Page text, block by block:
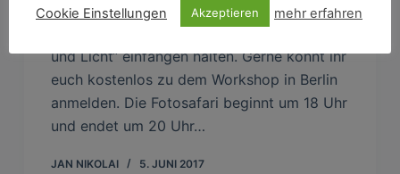
Am 13. Juni werde ich einen Vortrag zum
und Licht“ einfangen halten. Gerne könnt ihr
euch kostenlos zu dem Workshop in Berlin
anmelden. Die Fotosafari beginnt um 18 Uhr
und endet um 20 Uhr…
JAN NIKOLAI 5. JUNI 2017
Cookie Einstellungen Akzeptieren mehr erfahren